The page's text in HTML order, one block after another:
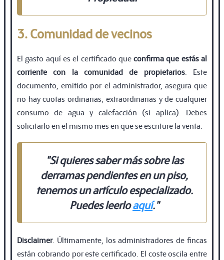
3. Comunidad de vecinos
El gasto aquí es el certificado queconfirma que estás al
corriente con la comunidad de propietarios. Este
documento, emitido por el administrador, asegura que
no hay cuotas ordinarias, extraordinarias y de cualquier
consumo de agua y calefacción (si aplica). Debes
solicitarlo en el mismo mes en que se escriture la venta.
"Si quieres saber más sobre las
derramas pendientes en un piso,
tenemos un artículo especializado.
Puedes leerloaquí."
Disclaimer. Últimamente, los administradores de fincas
están cobrando por este certificado. El coste oscila entre